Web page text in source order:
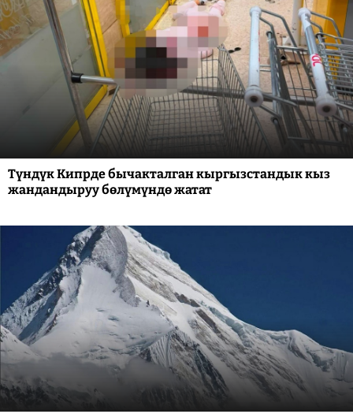
Түндүк Кипрде бычакталган кыргызстандык кыз
жандандыруу бөлүмүндө жатат